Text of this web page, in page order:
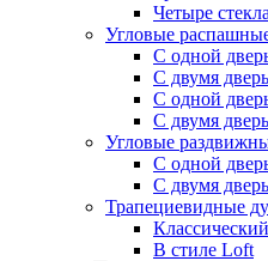
Четыре стекла
Угловые
С одной
С двумя
С одной
С двумя
Угловые
С одной
С двумя
Трапециевидные
В стиле Loft